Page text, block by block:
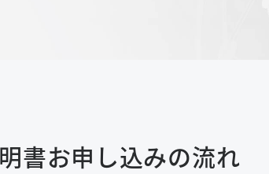
書お申し込みの流れ